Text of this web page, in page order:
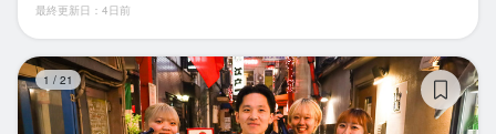
最終更新日：4日前
1 / 21